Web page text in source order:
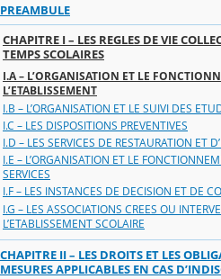
PREAMBULE
CHAPITRE I – LES REGLES DE VIE
TEMPS SCOLAIRES
I.A – L’ORGANISATION ET LE
L’ETABLISSEMENT
I.B – L’ORGANISATION ET LE SUIVI DES
I.C – LES DISPOSITIONS PREVENTIVES
I.D – LES SERVICES DE RESTAURATION ET
I.E – L’ORGANISATION ET LE
SERVICES
I.F – LES INSTANCES DE DECISION ET DE
I.G – LES ASSOCIATIONS CREES OU
L’ETABLISSEMENT SCOLAIRE
CHAPITRE II – LES DROITS ET LES
MESURES APPLICABLES EN CAS